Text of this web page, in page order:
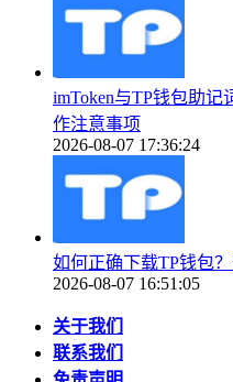
imToken与TP钱包助
作注意事项
2026-08-07 17:36:24
如何正确下载TP钱包
2026-08-07 16:51:05
关于我们
联系我们